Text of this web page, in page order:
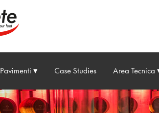
Pavimenti Case Studies Area Tecnica